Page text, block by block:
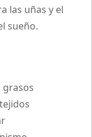
las uñas y el
sueño.
grasos